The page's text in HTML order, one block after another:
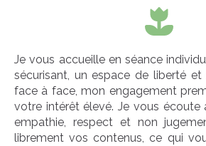
Je vous accueille en séance
sécurisant, un espace de liberté et
face à face, mon engagement
votre intérêt élevé. Je vous écoute
empathie, respect et non
librement vos contenus, ce qui